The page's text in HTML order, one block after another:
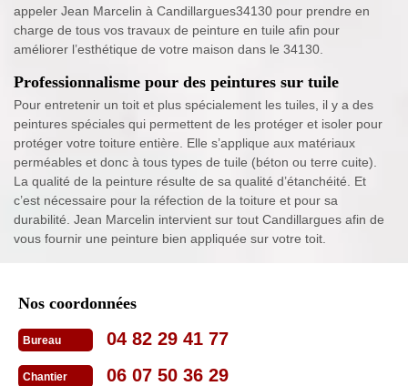
appeler Jean Marcelin à Candillargues34130 pour prendre en
charge de tous vos travaux de peinture en tuile afin pour
améliorer l’esthétique de votre maison dans le 34130.
Professionnalisme pour des peintures sur tuile
Pour entretenir un toit et plus spécialement les tuiles, il y a des
peintures spéciales qui permettent de les protéger et isoler pour
protéger votre toiture entière. Elle s’applique aux matériaux
perméables et donc à tous types de tuile (béton ou terre cuite).
La qualité de la peinture résulte de sa qualité d’étanchéité. Et
c’est nécessaire pour la réfection de la toiture et pour sa
durabilité. Jean Marcelin intervient sur tout Candillargues afin de
vous fournir une peinture bien appliquée sur votre toit.
Nos coordonnées
Bureau 04 82 29 41 77
Chantier 06 07 50 36 29